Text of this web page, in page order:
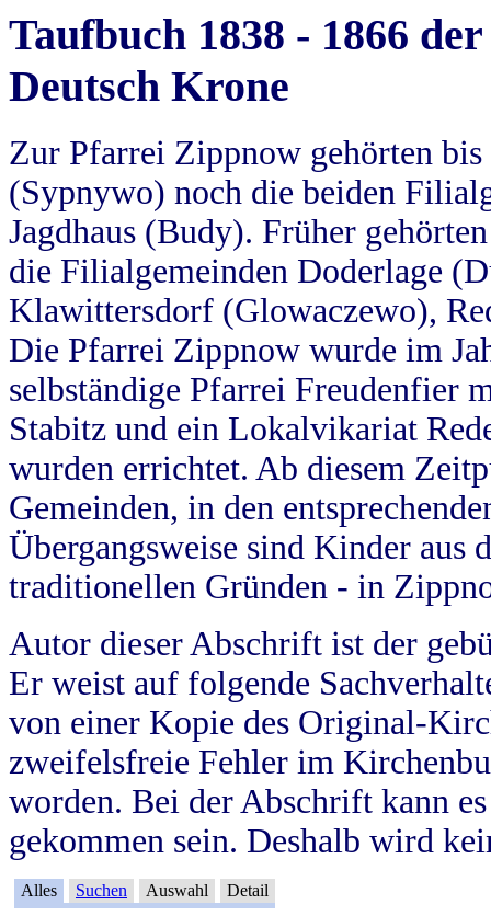
Taufbuch 1838 - 1866
Deutsch Krone
Zur Pfarrei Zippnow gehörten
(Sypnywo) noch die beiden
Jagdhaus (Budy). Früher
die Filialgemeinden Doderlage
Klawittersdorf (Glowaczewo),
Die Pfarrei Zippnow wurde im
selbständige Pfarrei Freudenfier
Stabitz und ein Lokalvikariat
wurden errichtet. Ab diesem
Gemeinden, in den
Übergangsweise sind Kinder aus
traditionellen Gründen - in
Autor dieser Abschrift ist der
Er weist auf folgende
von einer Kopie des Original-
zweifelsfreie Fehler im
worden. Bei der Abschrift kann
gekommen sein. Deshalb wird
Alles Suchen Auswahl Detail